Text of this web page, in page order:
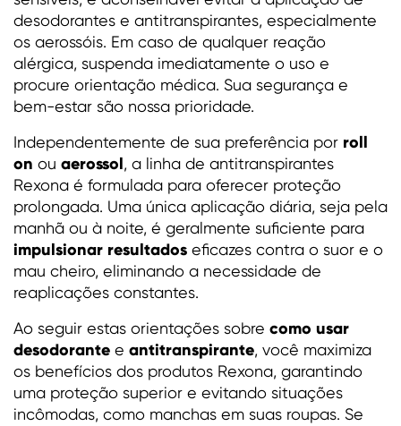
desodorantes e antitranspirantes, especialmente
os aerossóis. Em caso de qualquer reação
alérgica, suspenda imediatamente o uso e
procure orientação médica. Sua segurança e
bem-estar são nossa prioridade.
Independentemente de sua preferência por roll
on ou aerossol, a linha de antitranspirantes
Rexona é formulada para oferecer proteção
prolongada. Uma única aplicação diária, seja pela
manhã ou à noite, é geralmente suficiente para
impulsionar resultados eficazes contra o suor e o
mau cheiro, eliminando a necessidade de
reaplicações constantes.
Ao seguir estas orientações sobre como usar
desodorante e antitranspirante, você maximiza
os benefícios dos produtos Rexona, garantindo
uma proteção superior e evitando situações
incômodas, como manchas em suas roupas. Se